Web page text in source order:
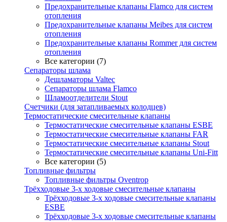
Предохранительные клапаны Flamco для систем
отопления
Предохранительные клапаны Meibes для систем
отопления
Предохранительные клапаны Rommer для систем
отопления
Все категории (7)
Сепараторы шлама
Дешламаторы Valtec
Сепараторы шлама Flamco
Шламоотделители Stout
Счетчики (для затапливаемых колодцев)
Термостатические смесительные клапаны
Термостатические смесительные клапаны ESBE
Термостатические смесительные клапаны FAR
Термостатические смесительные клапаны Stout
Термостатические смесительные клапаны Uni-Fitt
Все категории (5)
Топливные фильтры
Топливные фильтры Oventrop
Трёхходовые 3-х ходовые смесительные клапаны
Трёхходовые 3-х ходовые смесительные клапаны
ESBE
Трёхходовые 3-х ходовые смесительные клапаны